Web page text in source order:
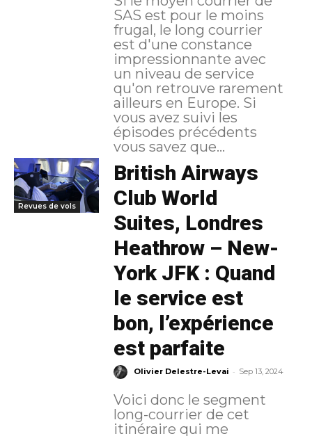
SAS est pour le moins
frugal, le long courrier
est d'une constance
impressionnante avec
un niveau de service
qu'on retrouve rarement
ailleurs en Europe. Si
vous avez suivi les
épisodes précédents
vous savez que...
Revues de vols
British Airways
Club World
Suites, Londres
Heathrow – New-
York JFK : Quand
le service est
bon, l’expérience
est parfaite
Olivier Delestre-Levai - Sep 13, 2024
Voici donc le segment
long-courrier de cet
itinéraire qui me